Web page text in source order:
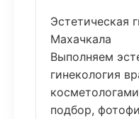
Эстетическая
Махачкала
Выполняем
гинекология
подбор,